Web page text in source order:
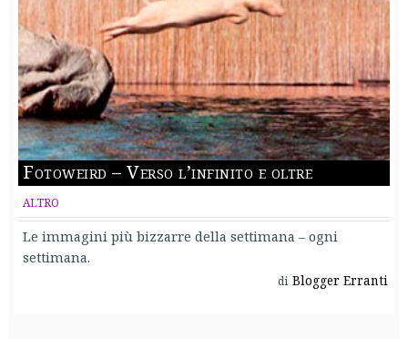
Fotoweird – Verso l’infinito e oltre
ALTRO
Le immagini più bizzarre della settimana – ogni
settimana.
di Blogger Erranti